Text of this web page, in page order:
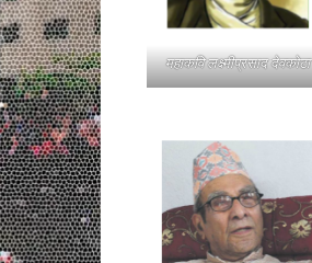
महाकवि लक्ष्मीप्रसाद देवकोटा